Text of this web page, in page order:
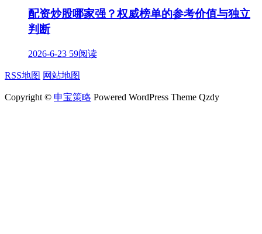
配资炒股哪家强？权威榜单的参考价值与独立
判断
2026-6-23 59阅读
RSS地图 网站地图
Copyright © 申宝策略 Powered WordPress Theme Qzdy